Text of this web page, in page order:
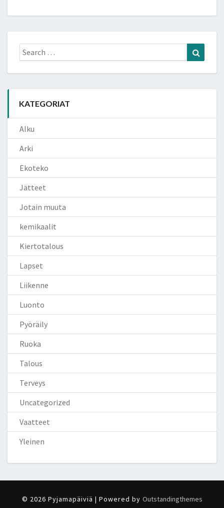
Search
for:
KATEGORIAT
Alku
Arki
Ekoteko
Jätteet
Jotain muuta
kemikaalit
Kiertotalous
Lapset
Liikenne
Luonto
Pyöräily
Ruoka
Talous
Terveys
Uncategorized
Vaatteet
Yleinen
© 2026 Pyjamapäiviä | Powered by Outstandingthemes